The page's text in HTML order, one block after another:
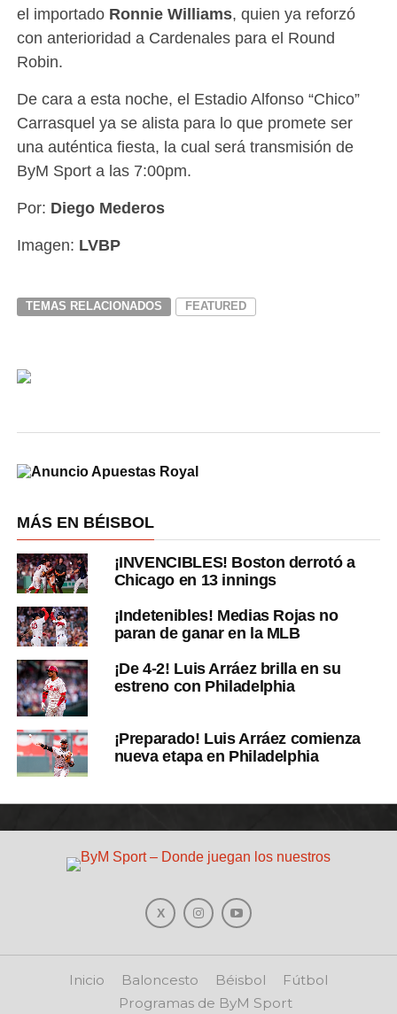
el importado Ronnie Williams, quien ya reforzó
con anterioridad a Cardenales para el Round
Robin.
De cara a esta noche, el Estadio Alfonso “Chico”
Carrasquel ya se alista para lo que promete ser
una auténtica fiesta, la cual será transmisión de
ByM Sport a las 7:00pm.
Por: Diego Mederos
Imagen: LVBP
TEMAS RELACIONADOS FEATURED
MÁS EN BÉISBOL
¡INVENCIBLES! Boston derrotó a
Chicago en 13 innings
¡Indetenibles! Medias Rojas no
paran de ganar en la MLB
¡De 4-2! Luis Arráez brilla en su
estreno con Philadelphia
¡Preparado! Luis Arráez comienza
nueva etapa en Philadelphia
Inicio Baloncesto Béisbol
Fútbol
Programas de ByM Sport